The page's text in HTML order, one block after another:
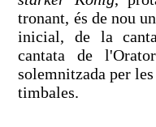
tronant, és de nou
inicial, de la
cantata de
solemnitzada per
timbales.